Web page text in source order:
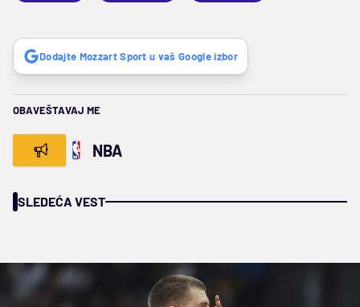
Dodajte Mozzart Sport u vaš Google izbor
OBAVEŠTAVAJ ME
NBA
SLEDEĆA VEST